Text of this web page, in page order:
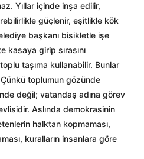
Yıllar içinde inşa edilir,
güçlenir, eşitlikle kök
başkanı bisikletle işe
kasaya girip sırasını
taşıma kullanabilir. Bunlar
toplumun gözünde
değil; vatandaş adına görev
Aslında demokrasinin
halktan kopmaması,
kuralların insanlara göre